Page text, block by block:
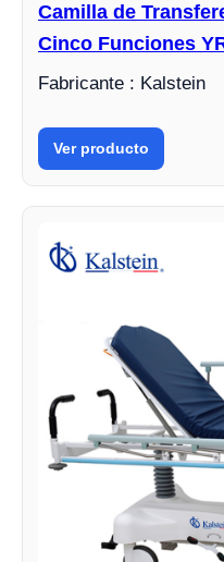
Camilla de
Cinco Funciones
Fabricante : Kalstein
Ver producto